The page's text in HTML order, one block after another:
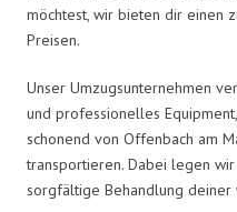
möchtest, wir bieten dir einen
Preisen.
Unser Umzugsunternehmen
und professionelles
schonend von Offenbach am
transportieren. Dabei legen
sorgfältige Behandlung